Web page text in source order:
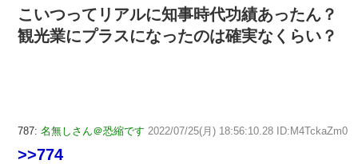
こいつってリアルに知事時代功績あったん？
観光業にプラスになったのは確実なくらい？
787: 名無しさん＠恐縮です 2022/07/25(月) 18:56:10.28 ID:M4TckaZm0
>>774